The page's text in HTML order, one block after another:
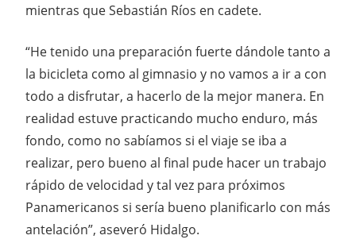
mientras que Sebastián Ríos en cadete.
“He tenido una preparación fuerte dándole tanto a
la bicicleta como al gimnasio y no vamos a ir a con
todo a disfrutar, a hacerlo de la mejor manera. En
realidad estuve practicando mucho enduro, más
fondo, como no sabíamos si el viaje se iba a
realizar, pero bueno al final pude hacer un trabajo
rápido de velocidad y tal vez para próximos
Panamericanos si sería bueno planificarlo con más
antelación”, aseveró Hidalgo.